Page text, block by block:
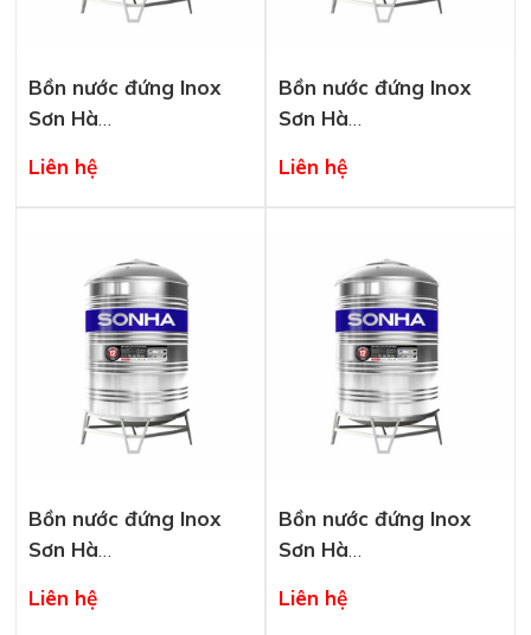
Bồn nước đứng Inox
Sơn Hà
Liên hệ
Bồn nước đứng Inox
Sơn Hà
Liên hệ
Bồn nước đứng Inox
Sơn Hà
Liên hệ
Bồn nước đứng Inox
Sơn Hà
Liên hệ